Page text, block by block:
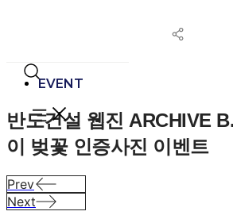
뛰
기
EVENT
반도건설 웹진 ARCHIVE B.
이 벚꽃 인증사진 이벤트
Prev
Next